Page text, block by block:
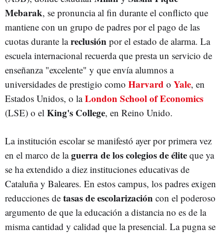
Mebarak, se pronuncia al fin durante el conflicto que
mantiene con un grupo de padres por el pago de las
cuotas durante lareclusión por el estado de alarma. La
escuela internacional recuerda que presta un servicio de
enseñanza "excelente" y que envía alumnos a
universidades de prestigio como Harvard o Yale, en
Estados Unidos, o laLondon School of Economics
(LSE) o el King's College, en Reino Unido.
La institución escolar se manifestó ayer por primera vez
en el marco de laguerra de los colegios de élite que ya
se ha extendido a diez instituciones educativas de
Cataluña y Baleares. En estos campus, los padres exigen
reducciones de tasas de escolarización con el poderoso
argumento de que la educación a distancia no es de la
misma cantidad y calidad que la presencial. La pugna se